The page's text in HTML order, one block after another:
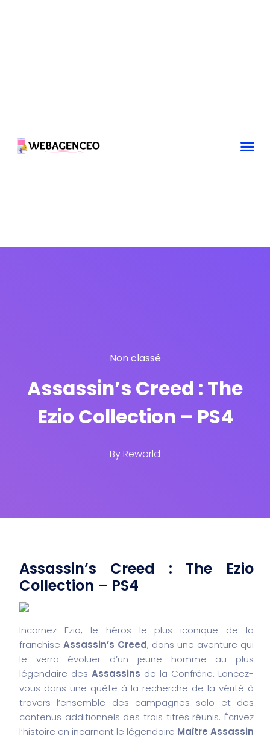
Non classé
Assassin’s Creed : The
Ezio Collection – PS4
ByReworld
Assassin’s Creed : The Ezio
Collection – PS4
Incarnez Ezio, le héros le plus iconique de la
franchise Assassin’s Creed, dans une aventure qui
le verra évoluer d’un jeune homme au plus
légendaire des Assassins de la Confrérie. Lancez-
vous dans une quête à la recherche de la vérité à
travers l’ensemble des campagnes solo et des
contenus additionnels des trois titres réunis. Écrivez
l’histoire en incarnant le légendaire Maître Assassin